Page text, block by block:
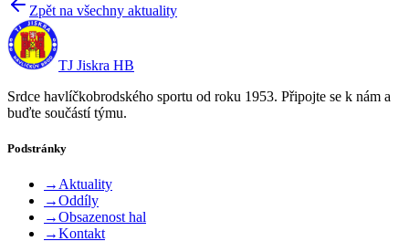
Zpět na všechny aktuality
TJ Jiskra HB
Srdce havlíčkobrodského sportu od roku 1953. Připojte se k nám a
buďte součástí týmu.
Podstránky
→ Aktuality
→Oddíly
→Obsazenost hal
→Kontakt